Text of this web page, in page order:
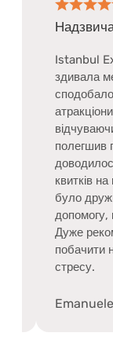
зручний
Pass справді
своєю гнучкістю.
я могла
будь-якому
Абонемент
моїх днів, і
про
зупинці.
і я отримувала всю
в мене виникало
його всім, хто
в Стамбулі